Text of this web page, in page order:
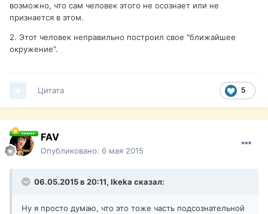
возможно, что сам человек этого не осознает или не
признается в этом.
2. Этот человек неправильно построил свое "ближайшее
окружение".
5
Цитата
FAV
Опубликовано: 6 мая 2015
06.05.2015 в 20:11, Ikeka сказал:
Ну я просто думаю, что это тоже часть подсознательной